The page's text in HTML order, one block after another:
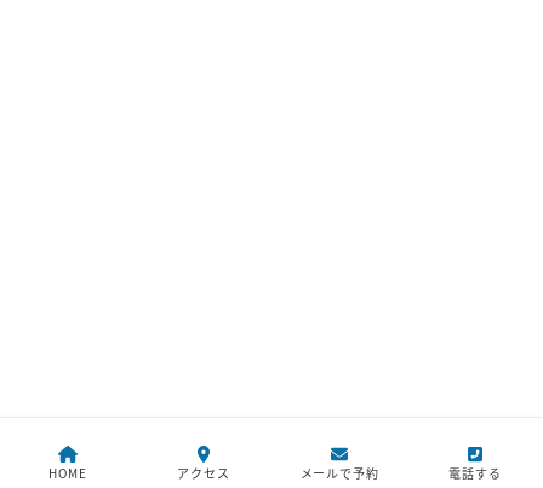
HOME アクセス メールで予約 電話する